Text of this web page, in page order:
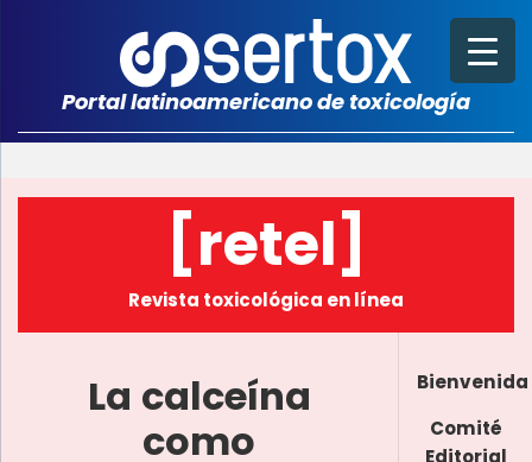
Portal latinoamericano de toxicología
[retel]
Revista toxicológica en línea
La calceína
como
Bienvenida
Comité
Editorial